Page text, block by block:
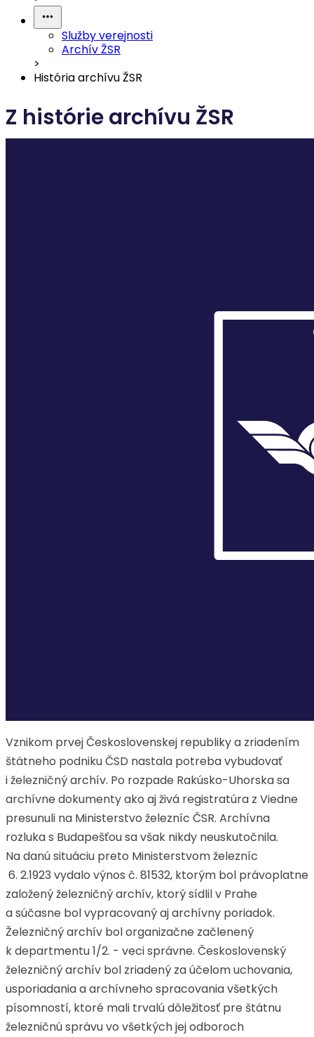
Služby verejnosti
Archív ŽSR
>
História archívu ŽSR
Z histórie archívu ŽSR
Vznikom prvej Československej republiky a zriadením
štátneho podniku ČSD nastala potreba vybudovať
i železničný archív. Po rozpade Rakúsko-Uhorska sa
archívne dokumenty ako aj živá registratúra z Viedne
presunuli na Ministerstvo železníc ČSR. Archívna
rozluka s Budapešťou sa však nikdy neuskutočnila.
Na danú situáciu preto Ministerstvom železníc
6. 2.1923 vydalo výnos č. 81532, ktorým bol právoplatne
založený železničný archív, ktorý sídlil v Prahe
a súčasne bol vypracovaný aj archívny poriadok.
Železničný archív bol organizačne začlenený
k departmentu 1/2. - veci správne. Československý
železničný archív bol zriadený za účelom uchovania,
usporiadania a archívneho spracovania všetkých
písomností, ktoré mali trvalú dôležitosť pre štátnu
železničnú správu vo všetkých jej odboroch